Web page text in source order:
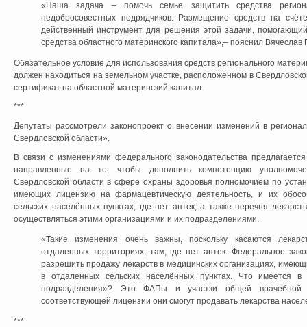
«Наша задача – помочь семье защитить средства
недобросовестных подрядчиков. Размещение средств на
действенный инструмент для решения этой задачи,
средства областного материнского капитала»,– пояснил Вячеслав
Обязательное условие для использования средств регионального
должен находиться на земельном участке, расположенном в
сертификат на областной материнский капитал.
***
Депутаты рассмотрели законопроект о внесении изменений в
Свердловской области».
В связи с изменениями федерального законодательства
направленные на то, чтобы дополнить компетенцию
Свердловской области в сфере охраны здоровья полномочием по
имеющих лицензию на фармацевтическую деятельность, и их
сельских населённых пунктах, где нет аптек, а также перечня
осуществляться этими организациями и их подразделениями.
«Такие изменения очень важны, поскольку касаются
отдаленных территориях, там, где нет аптек. Федеральное
разрешить продажу лекарств в медицинских организациях,
в отдаленных сельских населённых пунктах. Что имеется
подразделения»? Это ФАПы и участки общей врачебной
соответствующей лицензии они смогут продавать лекарства
***